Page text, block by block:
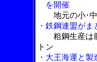
を開催
地元の小･
・鉄鋼連盟が
粗鋼生産は
トン
・大王海運と